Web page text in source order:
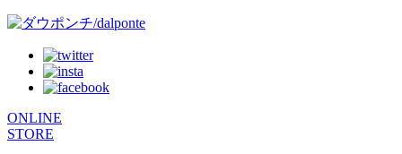
ONLINE
STORE